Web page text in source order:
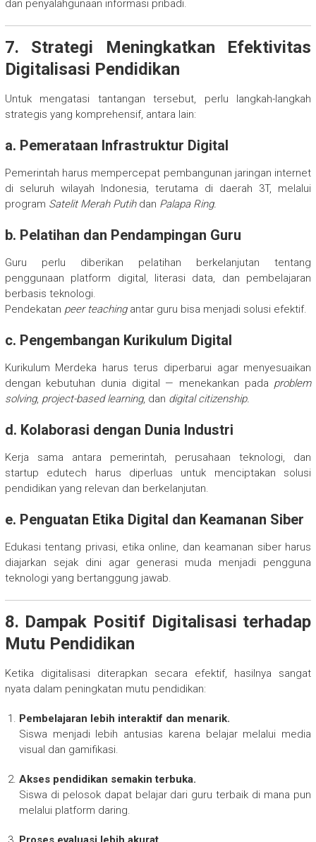
dan penyalahgunaan informasi pribadi.
7. Strategi Meningkatkan Efektivitas
Digitalisasi Pendidikan
Untuk mengatasi tantangan tersebut, perlu langkah-langkah
strategis yang komprehensif, antara lain:
a. Pemerataan Infrastruktur Digital
Pemerintah harus mempercepat pembangunan jaringan internet
di seluruh wilayah Indonesia, terutama di daerah 3T, melalui
program Satelit Merah Putihdan Palapa Ring.
b. Pelatihan dan Pendampingan Guru
Guru perlu diberikan pelatihan berkelanjutan tentang
penggunaan platform digital, literasi data, dan pembelajaran
berbasis teknologi.
Pendekatan peer teachingantar guru bisa menjadi solusi efektif.
c. Pengembangan Kurikulum Digital
Kurikulum Merdeka harus terus diperbarui agar menyesuaikan
dengan kebutuhan dunia digital — menekankan pada problem
solving, project-based learning, dan digital citizenship.
d. Kolaborasi dengan Dunia Industri
Kerja sama antara pemerintah, perusahaan teknologi, dan
startup edutech harus diperluas untuk menciptakan solusi
pendidikan yang relevan dan berkelanjutan.
e. Penguatan Etika Digital dan Keamanan Siber
Edukasi tentang privasi, etika online, dan keamanan siber harus
diajarkan sejak dini agar generasi muda menjadi pengguna
teknologi yang bertanggung jawab.
8. Dampak Positif Digitalisasi terhadap
Mutu Pendidikan
Ketika digitalisasi diterapkan secara efektif, hasilnya sangat
nyata dalam peningkatan mutu pendidikan:
Pembelajaran lebih interaktif dan menarik.
Siswa menjadi lebih antusias karena belajar melalui media
visual dan gamifikasi.
Akses pendidikan semakin terbuka.
Siswa di pelosok dapat belajar dari guru terbaik di mana pun
melalui platform daring.